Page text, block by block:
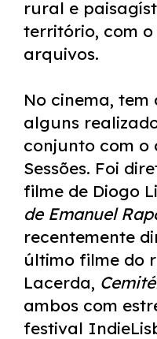
rural e
território, com
arquivos.
No cinema,
alguns
conjunto com o
Sessões. Foi
filme de Diogo
de Emanuel
recentemente
último filme do
Lacerda,
ambos com
festival